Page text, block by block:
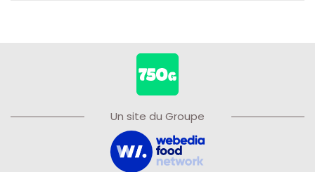
Un site du Groupe